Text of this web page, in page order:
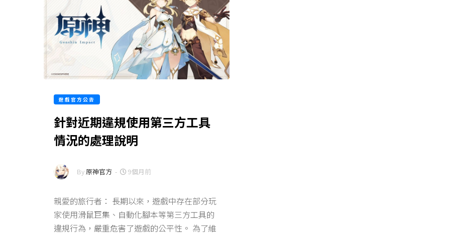
遊戲官方公告
針對近期違規使用第三方工具
情況的處理說明
By原神官方 - 9個月前
親愛的旅行者： 長期以來，遊戲中存在部分玩
家使用滑鼠巨集、自動化腳本等第三方工具的
違規行為，嚴重危害了遊戲的公平性。 為了維